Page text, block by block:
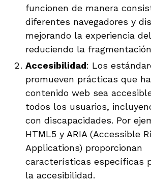
funcionen de manera
diferentes navegadores y
mejorando la experiencia
reduciendo la
Accesibilidad: Los
promueven prácticas que
contenido web sea
todos los usuarios,
con discapacidades. Por
HTML5 y ARIA (Accessible
Applications) proporcionan
características específicas
la accesibilidad.